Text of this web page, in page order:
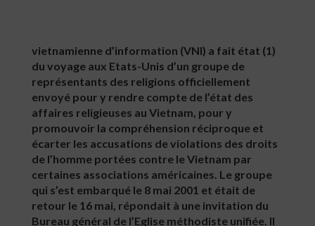
vietnamienne d’information (VNI) a fait état (1)
du voyage aux Etats-Unis d’un groupe de
représentants des religions officiellement
envoyé pour y rendre compte de l’état des
affaires religieuses au Vietnam, pour y
promouvoir la compréhension réciproque et
écarter les accusations de violations des droits
de l’homme portées contre le Vietnam par
certaines associations américaines. Le groupe
qui s’est embarqué le 8 mai 2001 et était de
retour le 16 mai, répondait à une invitation du
Bureau général de l’Eglise méthodiste unifiée. Il